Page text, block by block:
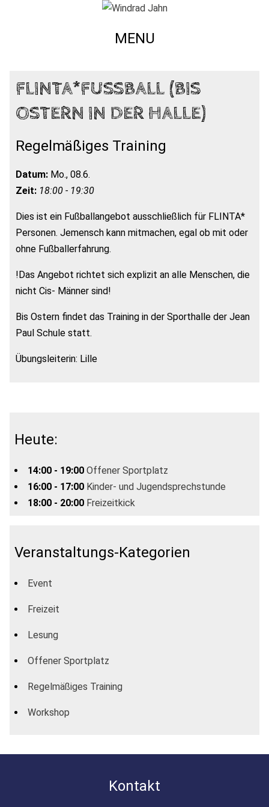
MENU
FLINTA*FUSSBALL (BIS O
STERN IN DER HALLE)
Regelmäßiges Training
Datum: Mo., 08.6.
Zeit: 18:00 - 19:30
Dies ist ein Fußballangebot ausschließlich für FLINTA*
Personen. Jemensch kann mitmachen, egal ob mit oder
ohne Fußballerfahrung.
!Das Angebot richtet sich explizit an alle Menschen, die
nicht Cis- Männer sind!
Bis Ostern findet das Training in der Sporthalle der Jean
Paul Schule statt.
Übungsleiterin: Lille
Heute:
14:00 - 19:00 Offener Sportplatz
16:00 - 17:00 Kinder- und Jugendsprechstunde
18:00 - 20:00 Freizeitkick
Veranstaltungs-Kategorien
Event
Freizeit
Lesung
Offener Sportplatz
Regelmäßiges Training
Workshop
Kontakt